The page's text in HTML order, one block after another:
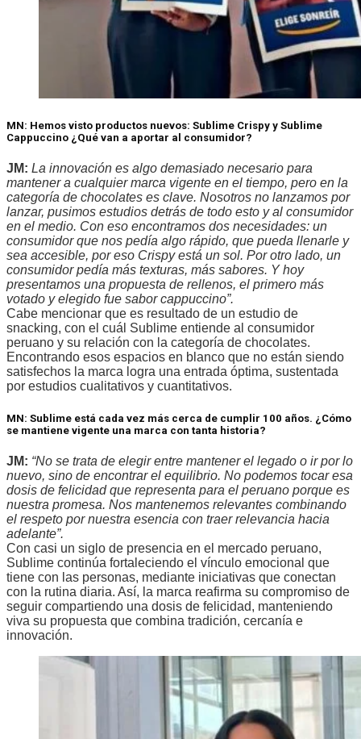
MN: Hemos visto productos nuevos: Sublime Crispy y Sublime
Cappuccino ¿Qué van a aportar al consumidor?
JM: La innovación es algo demasiado necesario para
mantener a cualquier marca vigente en el tiempo, pero en la
categoría de chocolates es clave. Nosotros no lanzamos por
lanzar, pusimos estudios detrás de todo esto y al consumidor
en el medio. Con eso encontramos dos necesidades: un
consumidor que nos pedía algo rápido, que pueda llenarle y
sea accesible, por eso Crispy está un sol. Por otro lado, un
consumidor pedía más texturas, más sabores. Y hoy
presentamos una propuesta de rellenos, el primero más
votado y elegido fue sabor cappuccino”.
Cabe mencionar que es resultado de un estudio de
snacking, con el cuál Sublime entiende al consumidor
peruano y su relación con la categoría de chocolates.
Encontrando esos espacios en blanco que no están siendo
satisfechos la marca logra una entrada óptima, sustentada
por estudios cualitativos y cuantitativos.
MN: Sublime está cada vez más cerca de cumplir 100 años. ¿Cómo
se mantiene vigente una marca con tanta historia?
JM: “No se trata de elegir entre mantener el legado o ir por lo
nuevo, sino de encontrar el equilibrio. No podemos tocar esa
dosis de felicidad que representa para el peruano porque es
nuestra promesa. Nos mantenemos relevantes combinando
el respeto por nuestra esencia con traer relevancia hacia
adelante”.
Con casi un siglo de presencia en el mercado peruano,
Sublime continúa fortaleciendo el vínculo emocional que
tiene con las personas, mediante iniciativas que conectan
con la rutina diaria. Así, la marca reafirma su compromiso de
seguir compartiendo una dosis de felicidad, manteniendo
viva su propuesta que combina tradición, cercanía e
innovación.